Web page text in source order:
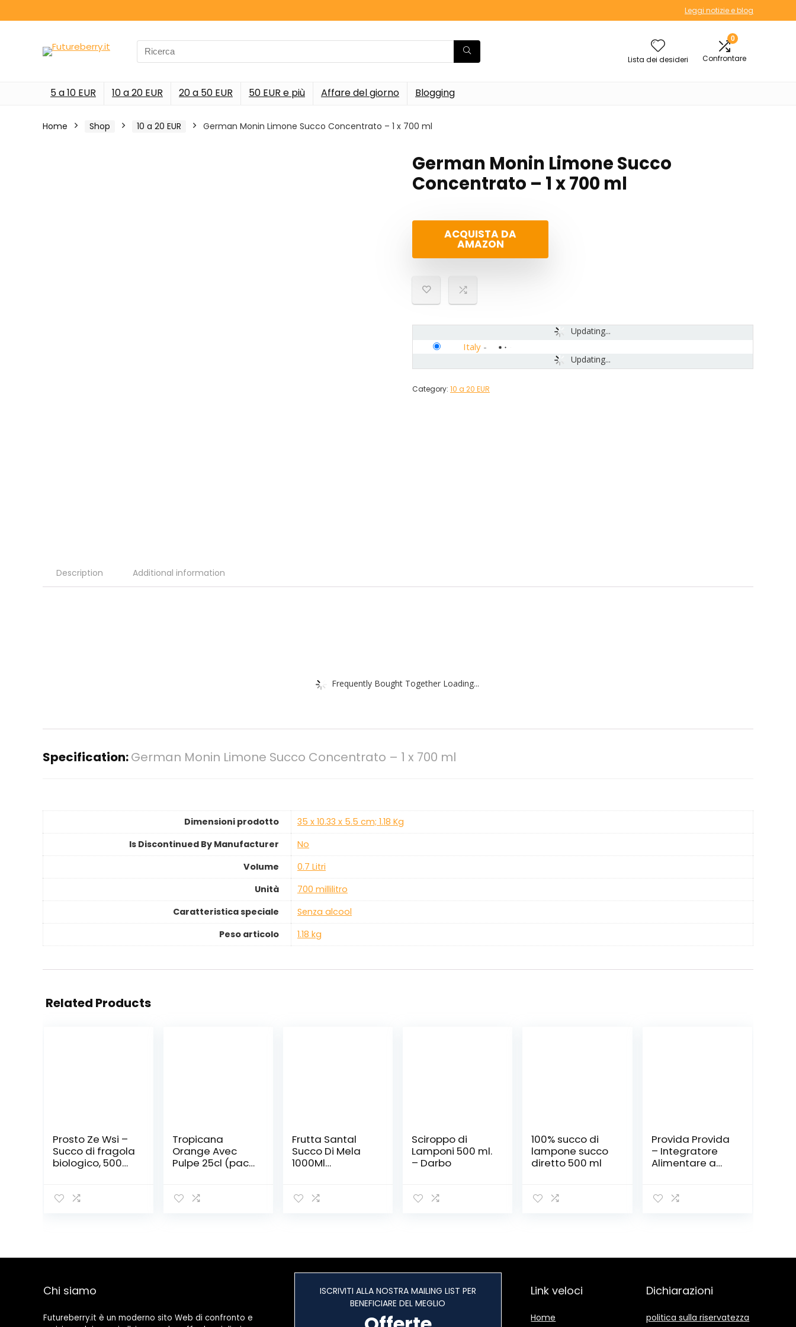
Leggi notizie e blog
Search
for:
Lista dei desideri
0
Confrontare
5 a 10 EUR 10 a 20 EUR 20 a 50 EUR 50 EUR e più Affare del giorno Blogging
Home Shop 10 a 20 EUR German Monin Limone Succo Concentrato – 1 x 700 ml
German Monin Limone Succo
Concentrato – 1 x 700 ml
ACQUISTA DA
AMAZON
Updating...
Updating...
Italy -
Category: 10 a 20 EUR
Description Additional information
Frequently Bought Together Loading...
Specification:German Monin Limone Succo Concentrato – 1 x 700 ml
Dimensioni prodotto
‎35 x 10.33 x 5.5 cm; 1.18 Kg
Is Discontinued By Manufacturer
‎No
Volume
‎0.7 Litri
Unità
‎700 millilitro
Caratteristica speciale
‎Senza alcool
Peso articolo
‎1.18 kg
Related Products
Prosto Ze Wsi –
Succo di fragola
biologico, 500
Tropicana
Orange Avec
Pulpe 25cl (pack
Frutta Santal
Succo Di Mela
1000Ml
Sciroppo di
Lamponi 500 ml.
– Darbo
100% succo di
lampone succo
diretto 500 ml
Provida Provida
– Integratore
Alimentare a
Vera da
Chi siamo
Futureberry.it è un moderno sito Web di confronto e
ISCRIVITI ALLA NOSTRA MAILING LIST PER
BENEFICIARE DEL MEGLIO
Link veloci
Home
Dichiarazioni
politica sulla riservatezza